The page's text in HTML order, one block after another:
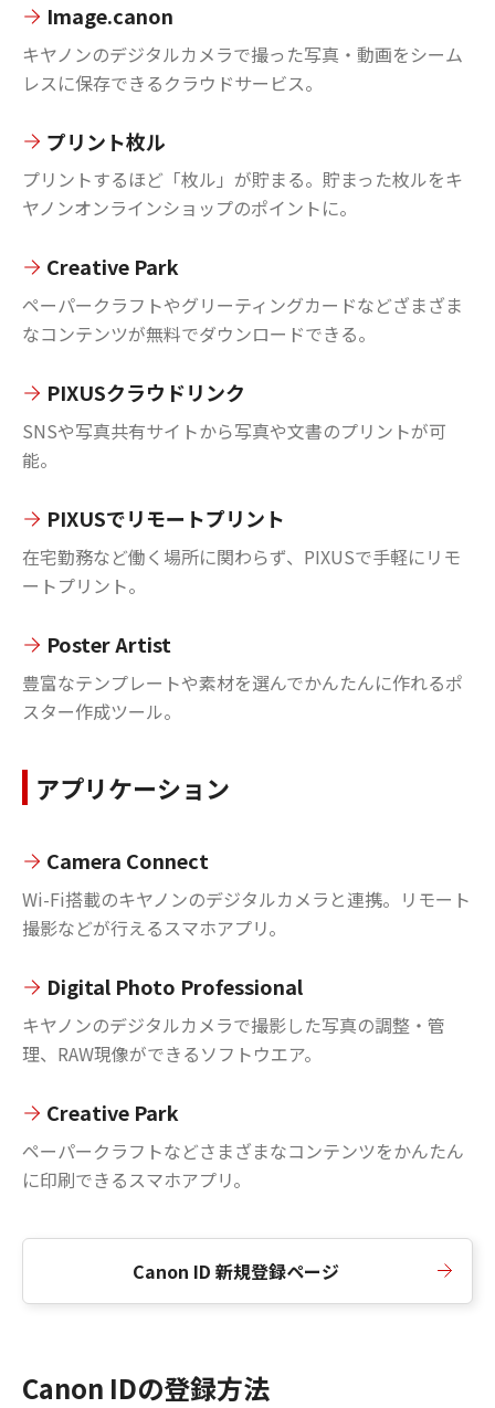
Image.canon
キヤノンのデジタルカメラで撮った写真・動画をシーム
レスに保存できるクラウドサービス。
プリント枚ル
プリントするほど「枚ル」が貯まる。貯まった枚ルをキ
ヤノンオンラインショップのポイントに。
Creative Park
ペーパークラフトやグリーティングカードなどざまざま
なコンテンツが無料でダウンロードできる。
PIXUSクラウドリンク
SNSや写真共有サイトから写真や文書のプリントが可
能。
PIXUSでリモートプリント
在宅勤務など働く場所に関わらず、PIXUSで手軽にリモ
ートプリント。
Poster Artist
豊富なテンプレートや素材を選んでかんたんに作れるポ
スター作成ツール。
アプリケーション
Camera Connect
Wi-Fi搭載のキヤノンのデジタルカメラと連携。リモート
撮影などが行えるスマホアプリ。
Digital Photo Professional
キヤノンのデジタルカメラで撮影した写真の調整・管
理、RAW現像ができるソフトウエア。
Creative Park
ペーパークラフトなどさまざまなコンテンツをかんたん
に印刷できるスマホアプリ。
Canon ID 新規登録ページ
Canon IDの登録方法